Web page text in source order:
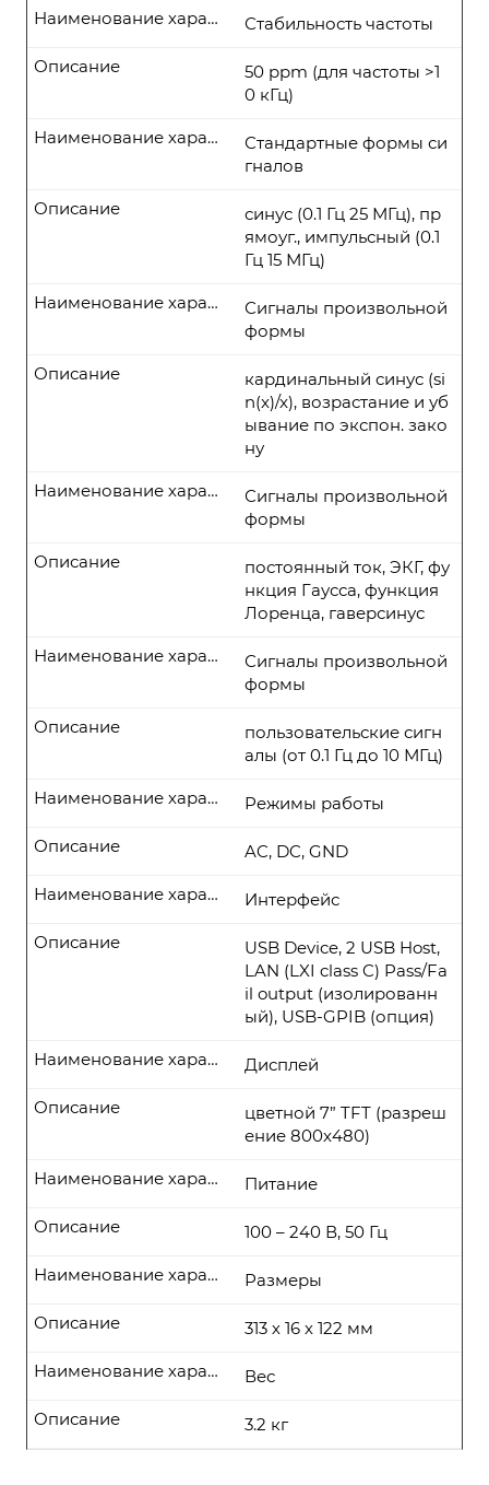
Стабильность частоты
Наименование характеристики
50 ppm (для частоты >1
0 кГц)
Описание
Стандартные формы си
гналов
Наименование характеристики
синус (0.1 Гц 25 МГц), пр
ямоуг., импульсный (0.1
Гц 15 МГц)
Описание
Сигналы произвольной
формы
Наименование характеристики
кардинальный синус (si
n(x)/x), возрастание и уб
ывание по экспон. зако
ну
Описание
Сигналы произвольной
формы
Наименование характеристики
постоянный ток, ЭКГ, фу
нкция Гаусса, функция
Лоренца, гаверсинус
Описание
Сигналы произвольной
формы
Наименование характеристики
пользовательские сигн
алы (от 0.1 Гц до 10 МГц)
Описание
Режимы работы
Наименование характеристики
AC, DC, GND
Описание
Интерфейс
Наименование характеристики
USB Device, 2 USB Host,
LAN (LXI class C) Pass/Fa
il output (изолированн
ый), USB-GPIB (опция)
Описание
Дисплей
Наименование характеристики
цветной 7” TFT (разреш
ение 800x480)
Описание
Питание
Наименование характеристики
100 – 240 В, 50 Гц
Описание
Размеры
Наименование характеристики
313 х 16 х 122 мм
Описание
Вес
Наименование характеристики
3.2 кг
Описание